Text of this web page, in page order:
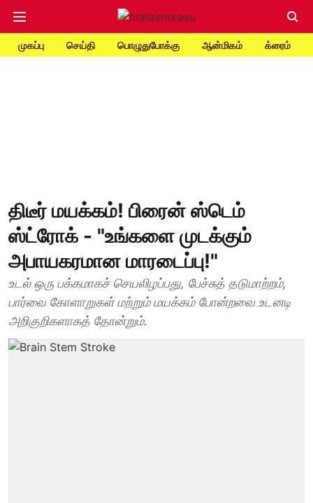
முகப்பு செய்தி பொழுதுபோக்கு ஆன்மிகம் க்ரைம்
திடீர் மயக்கம்! பிரைன் ஸ்டெம்
ஸ்ட்ரோக் - "உங்களை முடக்கும்
அபாயகரமான மாரடைப்பு!"
உடல் ஒரு பக்கமாகச் செயலிழப்பது, பேச்சுத் தடுமாற்றம்,
பார்வை கோளாறுகள் மற்றும் மயக்கம் போன்றவை உடனடி
அறிகுறிகளாகத் தோன்றும்.